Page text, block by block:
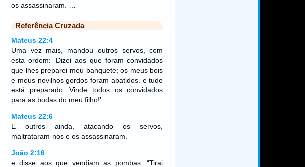
os assassinaram. …
Referência Cruzada
Mateus 22:4
Uma vez mais, mandou outros servos, com
esta ordem: ‘Dizei aos que foram convidados
que lhes preparei meu banquete; os meus bois
e meus novilhos gordos foram abatidos, e tudo
está preparado. Vinde todos os convidados
para as bodas do meu filho!’
Mateus 22:6
E outros ainda, atacando os servos,
maltrataram-nos e os assassinaram.
João 2:16
e disse aos que vendiam as pombas: “Tirai